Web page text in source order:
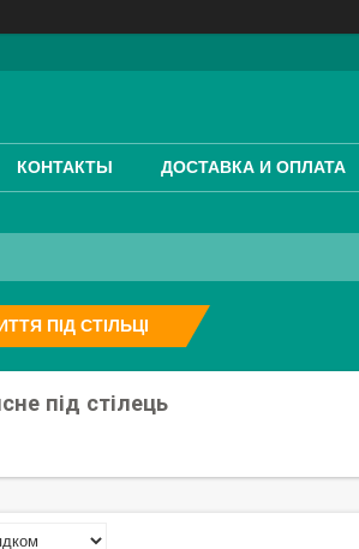
КОНТАКТЫ ДОСТАВКА И ОПЛАТА
ПІД СТІЛЬЦІ
під стілець